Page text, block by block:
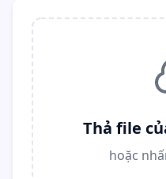
Thả file
hoặc